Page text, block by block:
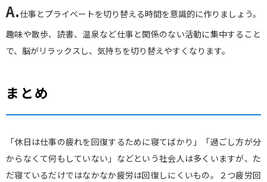
A.仕事とプライベートを切り替える時間を意識的に作りましょう。
趣味や散歩、読書、温泉など仕事と関係のない活動に集中すること
で、脳がリラックスし、気持ちを切り替えやすくなります。
まとめ
「休日は仕事の疲れを回復するために寝てばかり」「過ごし方が分
からなくて何もしていない」などという社会人は多くいますが、た
だ寝ているだけではなかなか疲労は回復しにくいもの。２つ疲労回